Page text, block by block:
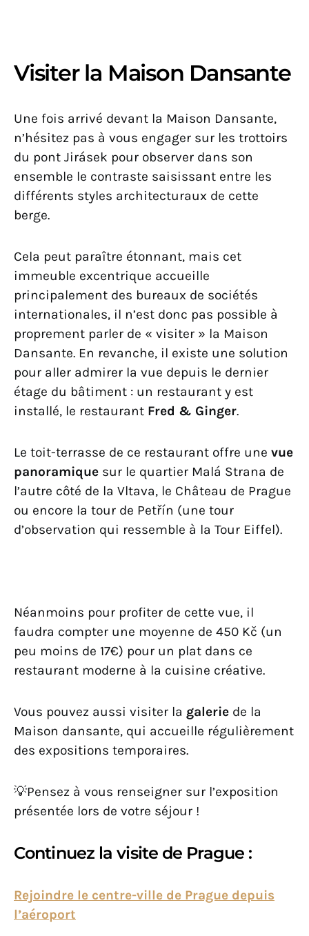
Visiter la Maison Dansante
Une fois arrivé devant la Maison Dansante,
n’hésitez pas à vous engager sur les trottoirs
du pont Jirásek pour observer dans son
ensemble le contraste saisissant entre les
différents styles architecturaux de cette
berge.
Cela peut paraître étonnant, mais cet
immeuble excentrique accueille
principalement des bureaux de sociétés
internationales, il n’est donc pas possible à
proprement parler de « visiter » la Maison
Dansante. En revanche, il existe une solution
pour aller admirer la vue depuis le dernier
étage du bâtiment : un restaurant y est
installé, le restaurant Fred & Ginger.
Le toit-terrasse de ce restaurant offre une vue
panoramique sur le quartier Malá Strana de
l’autre côté de la Vltava, le Château de Prague
ou encore la tour de Petřín (une tour
d’observation qui ressemble à la Tour Eiffel).
Néanmoins pour profiter de cette vue, il
faudra compter une moyenne de 450 Kč (un
peu moins de 17€) pour un plat dans ce
restaurant moderne à la cuisine créative.
Vous pouvez aussi visiter la galerie de la
Maison dansante, qui accueille régulièrement
des expositions temporaires.
💡Pensez à vous renseigner sur l’exposition
présentée lors de votre séjour !
Continuez la visite de Prague :
Rejoindre le centre-ville de Prague depuis
l’aéroport